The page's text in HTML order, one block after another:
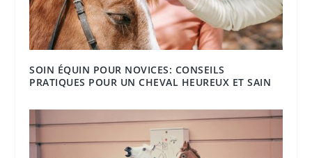
SOIN ÉQUIN POUR NOVICES: CONSEILS
PRATIQUES POUR UN CHEVAL HEUREUX ET SAIN